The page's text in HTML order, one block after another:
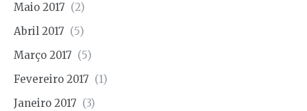
Maio 2017 (2)
Abril 2017 (5)
Março 2017 (5)
Fevereiro 2017 (1)
Janeiro 2017 (3)